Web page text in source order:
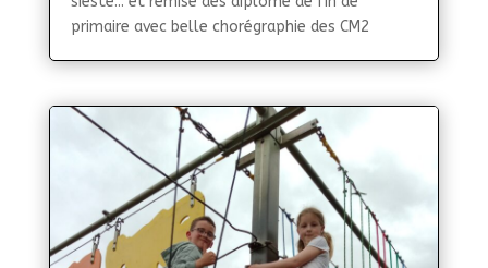
primaire avec belle chorégraphie des CM2